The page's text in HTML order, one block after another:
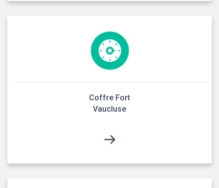
Coffre Fort
Vaucluse